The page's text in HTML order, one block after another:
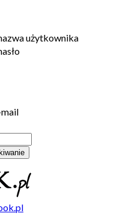
użytkownika